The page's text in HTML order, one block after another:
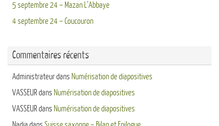
5 septembre 24 – Mazan L’Abbaye
4 septembre 24 – Coucouron
Commentaires récents
Administrateurdans Numérisation de diapositives
VASSEURdans Numérisation de diapositives
VASSEURdans Numérisation de diapositives